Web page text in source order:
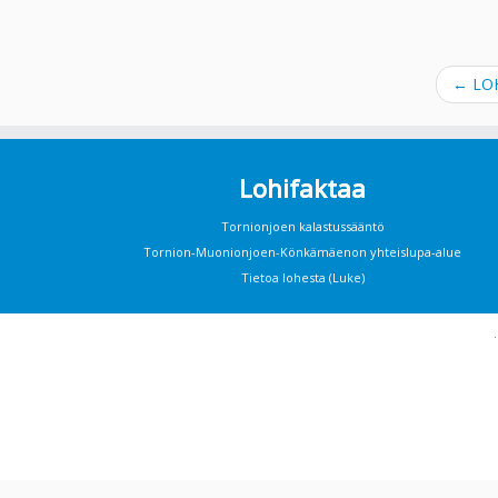
←
Lohifaktaa
Tornionjoen kalastussääntö
Tornion-Muonionjoen-Könkämäenon yhteislupa-alue
Tietoa lohesta (Luke)